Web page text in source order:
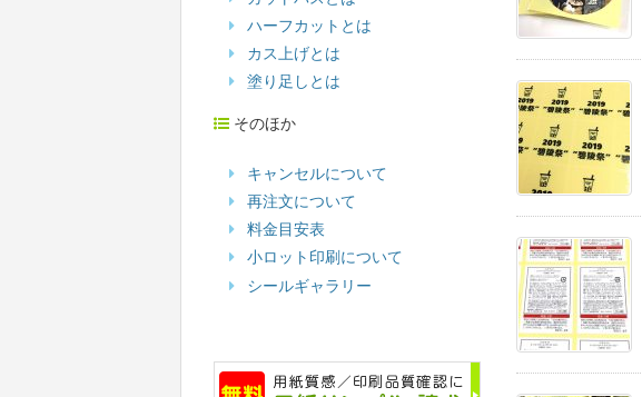
ハーフカットとは
カス上げとは
塗り足しとは
そのほか
キャンセルについて
再注文について
料金目安表
小ロット印刷について
シールギャラリー